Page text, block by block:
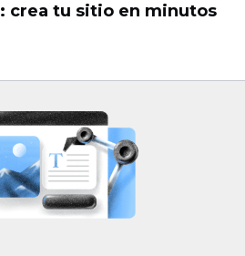
crea tu sitio en minutos